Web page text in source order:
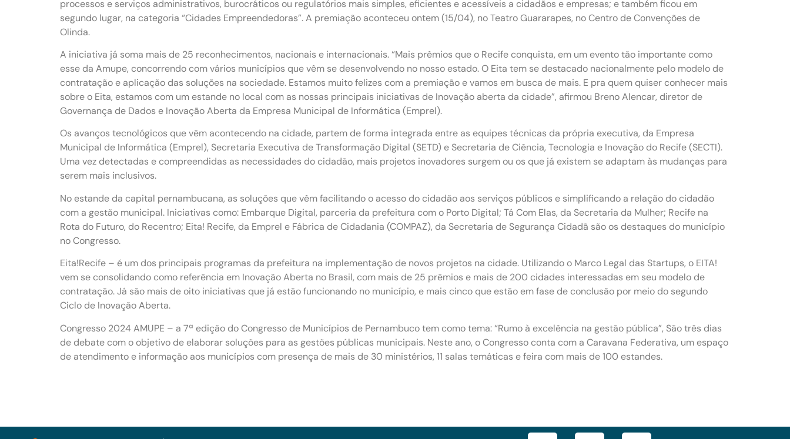
processos e serviços administrativos, burocráticos ou regulatórios mais simples, eficientes e acessíveis a cidadãos e empresas; e também ficou em
segundo lugar, na categoria “Cidades Empreendedoras”. A premiação aconteceu ontem (15/04), no Teatro Guararapes, no Centro de Convenções de
Olinda.
A iniciativa já soma mais de 25 reconhecimentos, nacionais e internacionais. “Mais prêmios que o Recife conquista, em um evento tão importante como
esse da Amupe, concorrendo com vários municípios que vêm se desenvolvendo no nosso estado. O Eita tem se destacado nacionalmente pelo modelo de
contratação e aplicação das soluções na sociedade. Estamos muito felizes com a premiação e vamos em busca de mais. E pra quem quiser conhecer mais
sobre o Eita, estamos com um estande no local com as nossas principais iniciativas de Inovação aberta da cidade”, afirmou Breno Alencar, diretor de
Governança de Dados e Inovação Aberta da Empresa Municipal de Informática (Emprel).
Os avanços tecnológicos que vêm acontecendo na cidade, partem de forma integrada entre as equipes técnicas da própria executiva, da Empresa
Municipal de Informática (Emprel), Secretaria Executiva de Transformação Digital (SETD) e Secretaria de Ciência, Tecnologia e Inovação do Recife (SECTI).
Uma vez detectadas e compreendidas as necessidades do cidadão, mais projetos inovadores surgem ou os que já existem se adaptam às mudanças para
serem mais inclusivos.
No estande da capital pernambucana, as soluções que vêm facilitando o acesso do cidadão aos serviços públicos e simplificando a relação do cidadão
com a gestão municipal. Iniciativas como: Embarque Digital, parceria da prefeitura com o Porto Digital; Tá Com Elas, da Secretaria da Mulher; Recife na
Rota do Futuro, do Recentro; Eita! Recife, da Emprel e Fábrica de Cidadania (COMPAZ), da Secretaria de Segurança Cidadã são os destaques do município
no Congresso.
Eita!Recife – é um dos principais programas da prefeitura na implementação de novos projetos na cidade. Utilizando o Marco Legal das Startups, o EITA!
vem se consolidando como referência em Inovação Aberta no Brasil, com mais de 25 prêmios e mais de 200 cidades interessadas em seu modelo de
contratação. Já são mais de oito iniciativas que já estão funcionando no município, e mais cinco que estão em fase de conclusão por meio do segundo
Ciclo de Inovação Aberta.
Congresso 2024 AMUPE – a 7ª edição do Congresso de Municípios de Pernambuco tem como tema: “Rumo à excelência na gestão pública”, São três dias
de debate com o objetivo de elaborar soluções para as gestões públicas municipais. Neste ano, o Congresso conta com a Caravana Federativa, um espaço
de atendimento e informação aos municípios com presença de mais de 30 ministérios, 11 salas temáticas e feira com mais de 100 estandes.